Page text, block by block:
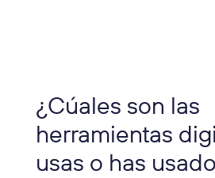
¿Cúales son las
herramientas
usas o has